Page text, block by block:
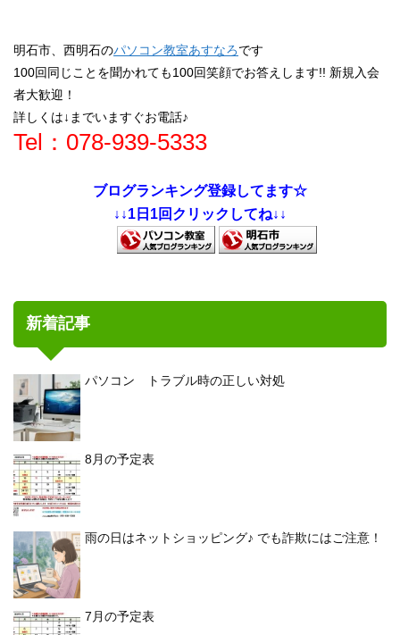
明石市、西明石のパソコン教室あすなろです
100回同じことを聞かれても100回笑顔でお答えします!! 新規入会
者大歓迎！
詳しくは↓までいますぐお電話♪
Tel：078-939-5333
ブログランキング登録してます☆
↓↓1日1回クリックしてね↓↓
新着記事
パソコン トラブル時の正しい対処
8月の予定表
雨の日はネットショッピング♪ でも詐欺にはご注意！
7月の予定表